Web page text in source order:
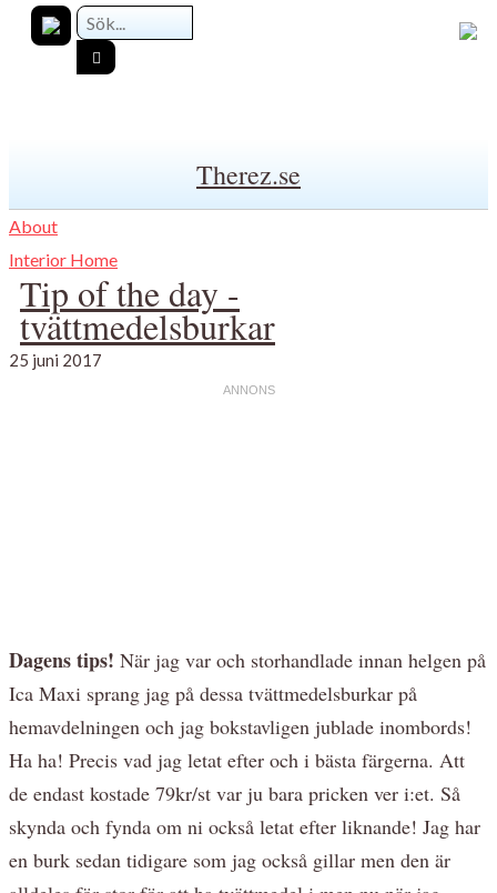
Therez.se
About
Interior Home
Tip of the day -
tvättmedelsburkar
25 juni 2017
Dagens tips! När jag var och storhandlade innan helgen på
Ica Maxi sprang jag på dessa tvättmedelsburkar på
hemavdelningen och jag bokstavligen jublade inombords!
Ha ha! Precis vad jag letat efter och i bästa färgerna. Att
de endast kostade 79kr/st var ju bara pricken ver i:et. Så
skynda och fynda om ni också letat efter liknande! Jag har
en burk sedan tidigare som jag också gillar men den är